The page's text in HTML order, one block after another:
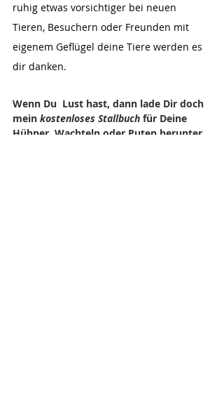
ruhig etwas vorsichtiger bei neuen
Tieren, Besuchern oder Freunden mit
eigenem Geflügel deine Tiere werden es
dir danken.
Wenn Du  Lust hast, dann lade Dir doch
mein kostenloses Stallbuch für Deine
Hühner, Wachteln oder Puten herunter.